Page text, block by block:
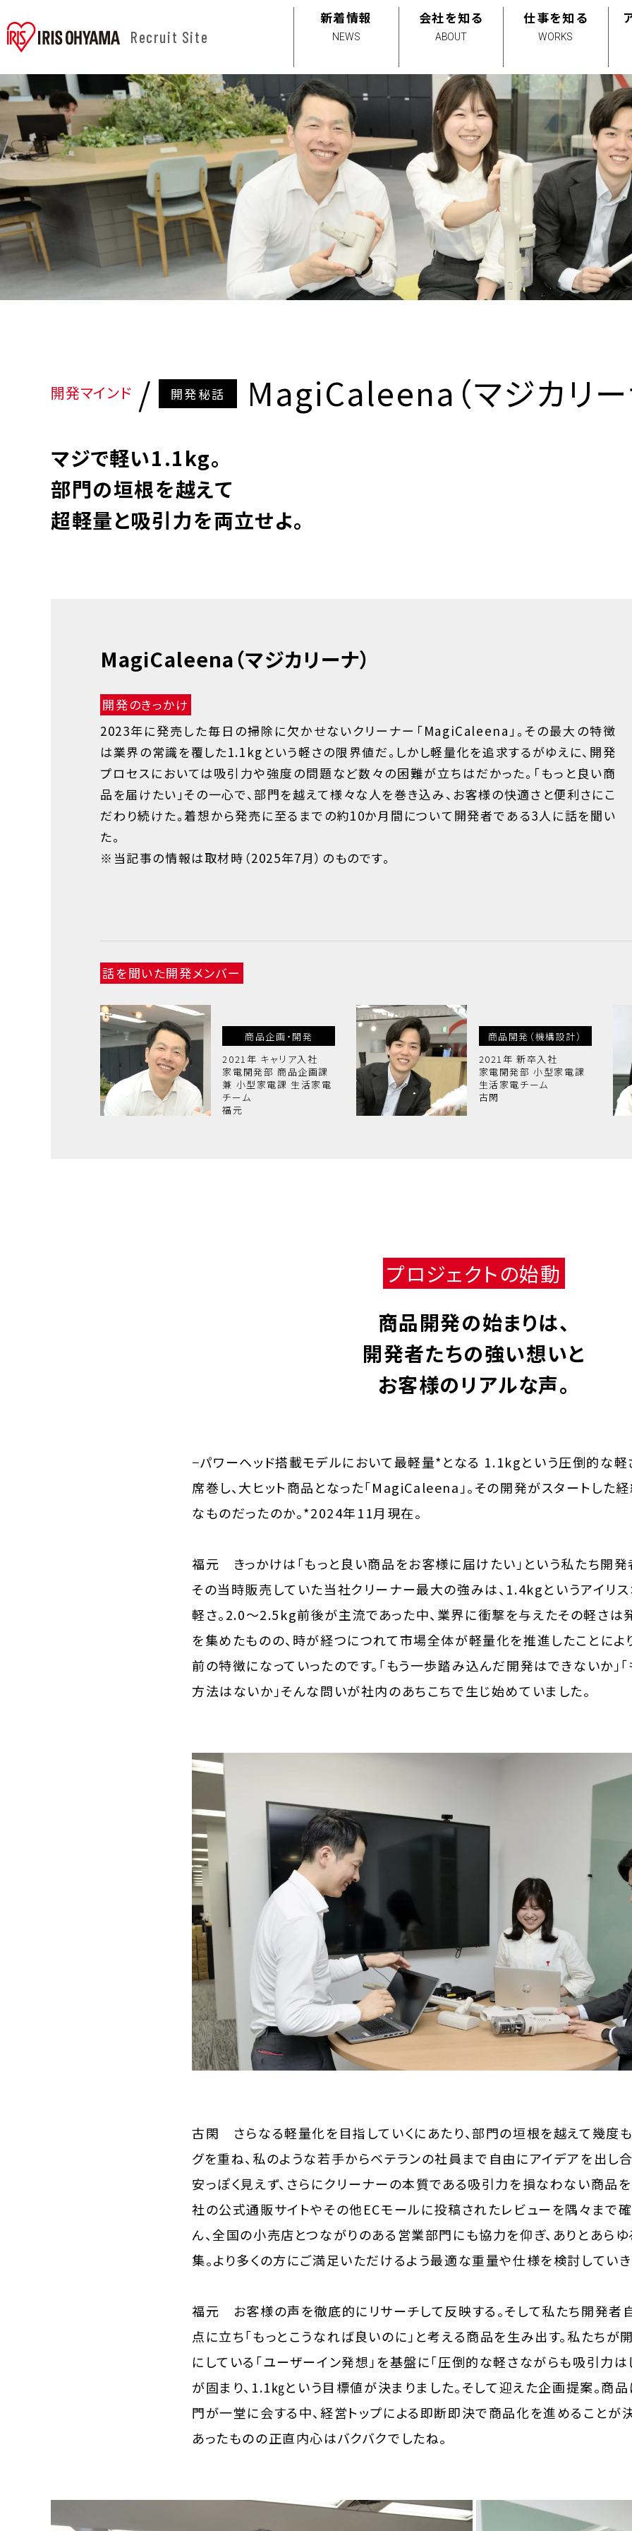
Recruit Site
新着情報
NEWS
会社を知る
ABOUT
仕事を知る
WORKS
開発マインド 開発秘話 MagiCaleena （マジカリ
マジで軽い1.1kg。
部門の垣根を越えて
超軽量と吸引力を両立せよ。
MagiCaleena（マジカリーナ）
開発のきっかけ
2023年に発売した毎日の掃除に欠かせないクリーナー「MagiCaleena」。その最大の特徴
は業界の常識を覆した1.1kgという軽さの限界値だ。しかし軽量化を追求するがゆえに、開発
プロセスにおいては吸引力や強度の問題など数々の困難が立ちはだかった。「もっと良い商
品を届けたい」その一心で、部門を越えて様々な人を巻き込み、お客様の快適さと便利さにこ
だわり続けた。着想から発売に至るまでの約10か月間について開発者である3人に話を聞い
た。
※当記事の情報は取材時（2025年7月）のものです。
話を聞いた開発メンバー
商品企画・開発
2021年 キャリア入社
家電開発部 商品企画課
兼 小型家電課 生活家電
チーム
福元
商品開発（機構設計）
2021年 新卒入社
家電開発部 小型家電課
生活家電チーム
古閑
プロジェクトの始動
商品開発の始まりは、
開発者たちの強い想いと
お客様のリアルな声。
−パワーヘッド搭載モデルにおいて最軽量*となる 1.1kgという圧倒的な軽
席巻し、大ヒット商品となった「MagiCaleena」。その開発がスタートした
なものだったのか。*2024年11月現在。
福元 きっかけは「もっと良い商品をお客様に届けたい」という私たち開発
その当時販売していた当社クリーナー最大の強みは、1.4kgというアイリ
軽さ。2.0〜2.5kg前後が主流であった中、業界に衝撃を与えたその軽さ
を集めたものの、時が経つにつれて市場全体が軽量化を推進したことによ
前の特徴になっていったのです。「もう一歩踏み込んだ開発はできないか」
方法はないか」そんな問いが社内のあちこちで生じ始めていました。
古閑 さらなる軽量化を目指していくにあたり、部門の垣根を越えて幾度
グを重ね、私のような若手からベテランの社員まで自由にアイデアを出し
安っぽく見えず、さらにクリーナーの本質である吸引力を損なわない商品
社の公式通販サイトやその他ECモールに投稿されたレビューを隅々まで
ん、全国の小売店とつながりのある営業部門にも協力を仰ぎ、ありとあら
集。より多くの方にご満足いただけるよう最適な重量や仕様を検討していき
福元 お客様の声を徹底的にリサーチして反映する。そして私たち開発者
点に立ち「もっとこうなれば良いのに」と考える商品を生み出す。私たち
にしている「ユーザーイン発想」を基盤に「圧倒的な軽さながらも吸引力は
が固まり、1.1㎏という目標値が決まりました。そして迎えた企画提案。商
門が一堂に会する中、経営トップによる即断即決で商品化を進めることが
あったものの正直内心はバクバクでしたね。